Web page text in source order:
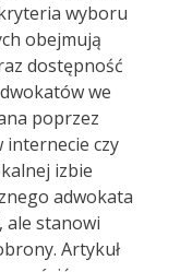
wyboru
obejmują
dostępność
we
poprzez
internecie czy
izbie
adwokata
ale stanowi
Artykuł